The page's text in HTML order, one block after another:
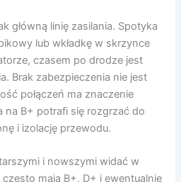
główną linię zasilania. Spotyka
lub wkładkę w skrzynce
czasem po drodze jest
Brak zabezpieczenia nie jest
połączeń ma znaczenie
na B+ potrafi się rozgrzać do
i izolację przewodu.
i nowszymi widać w
często mają B+, D+ i ewentualnie